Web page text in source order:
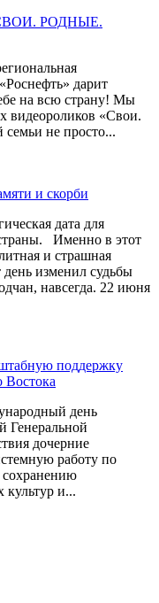
РОДНЫЕ.
дарит
на всю страну! Мы
видеороликов «Свои.
не просто...
и скорби
дата для
Именно в этот
и страшная
изменил судьбы
навсегда. 22 июня
поддержку
Востока
день
Генеральной
дочерние
работу по
культур и...